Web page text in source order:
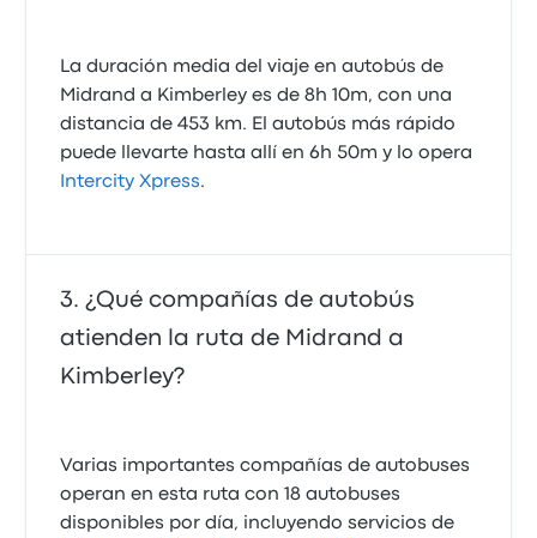
La duración media del viaje en autobús de
Midrand a Kimberley es de 8h 10m, con una
distancia de 453 km. El autobús más rápido
puede llevarte hasta allí en 6h 50m y lo opera
Intercity Xpress.
¿Qué compañías de autobús
atienden la ruta de Midrand a
Kimberley?
Varias importantes compañías de autobuses
operan en esta ruta con 18 autobuses
disponibles por día, incluyendo servicios de